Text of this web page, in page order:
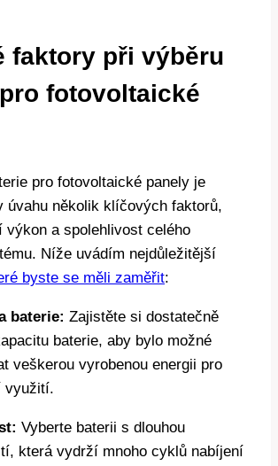
faktory při výběru
fotovoltaické
pro fotovoltaické panely je
úvahu několik klíčových faktorů,
výkon a spolehlivost celého
Níže uvádím nejdůležitější
byste se měli zaměřit:
baterie: Zajistěte si dostatečně
baterie, aby bylo možné
veškerou vyrobenou energii pro
využití.
Vyberte baterii s dlouhou
která vydrží mnoho cyklů nabíjení